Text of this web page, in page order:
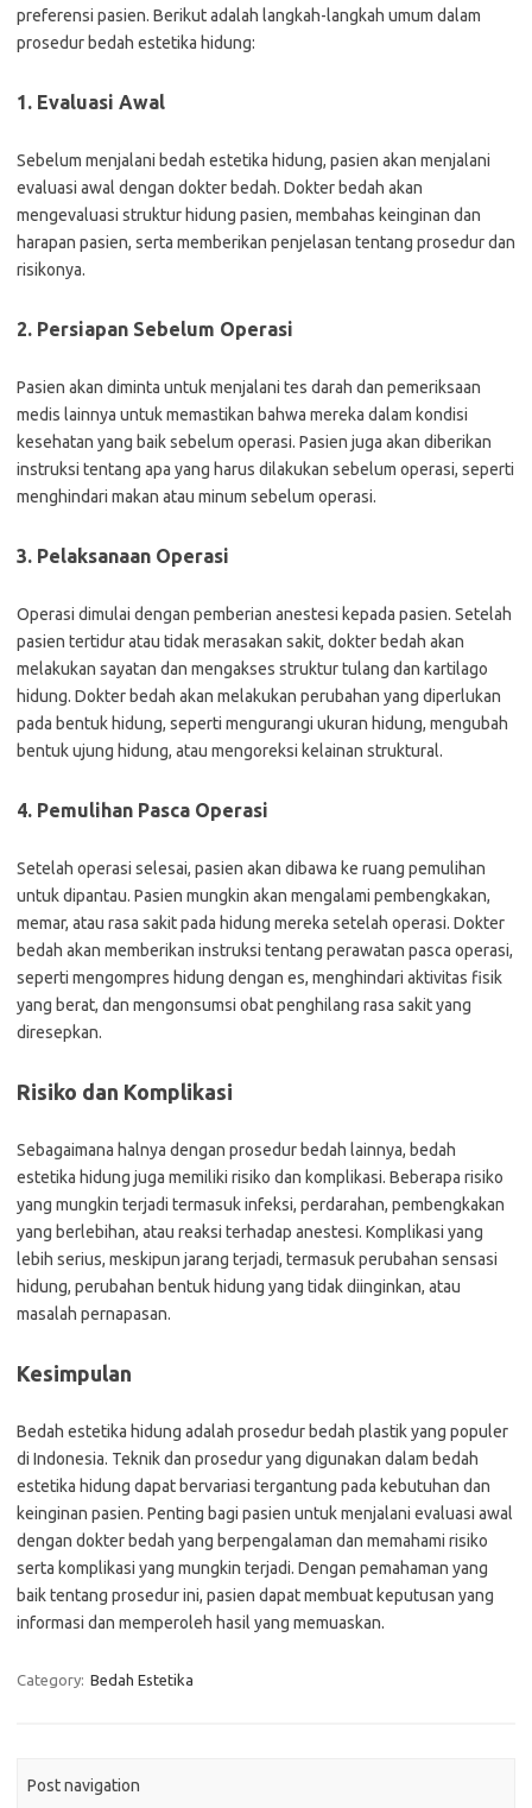
preferensi pasien. Berikut adalah langkah-langkah umum dalam
prosedur bedah estetika hidung:
1. Evaluasi Awal
Sebelum menjalani bedah estetika hidung, pasien akan menjalani
evaluasi awal dengan dokter bedah. Dokter bedah akan
mengevaluasi struktur hidung pasien, membahas keinginan dan
harapan pasien, serta memberikan penjelasan tentang prosedur dan
risikonya.
2. Persiapan Sebelum Operasi
Pasien akan diminta untuk menjalani tes darah dan pemeriksaan
medis lainnya untuk memastikan bahwa mereka dalam kondisi
kesehatan yang baik sebelum operasi. Pasien juga akan diberikan
instruksi tentang apa yang harus dilakukan sebelum operasi, seperti
menghindari makan atau minum sebelum operasi.
3. Pelaksanaan Operasi
Operasi dimulai dengan pemberian anestesi kepada pasien. Setelah
pasien tertidur atau tidak merasakan sakit, dokter bedah akan
melakukan sayatan dan mengakses struktur tulang dan kartilago
hidung. Dokter bedah akan melakukan perubahan yang diperlukan
pada bentuk hidung, seperti mengurangi ukuran hidung, mengubah
bentuk ujung hidung, atau mengoreksi kelainan struktural.
4. Pemulihan Pasca Operasi
Setelah operasi selesai, pasien akan dibawa ke ruang pemulihan
untuk dipantau. Pasien mungkin akan mengalami pembengkakan,
memar, atau rasa sakit pada hidung mereka setelah operasi. Dokter
bedah akan memberikan instruksi tentang perawatan pasca operasi,
seperti mengompres hidung dengan es, menghindari aktivitas fisik
yang berat, dan mengonsumsi obat penghilang rasa sakit yang
diresepkan.
Risiko dan Komplikasi
Sebagaimana halnya dengan prosedur bedah lainnya, bedah
estetika hidung juga memiliki risiko dan komplikasi. Beberapa risiko
yang mungkin terjadi termasuk infeksi, perdarahan, pembengkakan
yang berlebihan, atau reaksi terhadap anestesi. Komplikasi yang
lebih serius, meskipun jarang terjadi, termasuk perubahan sensasi
hidung, perubahan bentuk hidung yang tidak diinginkan, atau
masalah pernapasan.
Kesimpulan
Bedah estetika hidung adalah prosedur bedah plastik yang populer
di Indonesia. Teknik dan prosedur yang digunakan dalam bedah
estetika hidung dapat bervariasi tergantung pada kebutuhan dan
keinginan pasien. Penting bagi pasien untuk menjalani evaluasi awal
dengan dokter bedah yang berpengalaman dan memahami risiko
serta komplikasi yang mungkin terjadi. Dengan pemahaman yang
baik tentang prosedur ini, pasien dapat membuat keputusan yang
informasi dan memperoleh hasil yang memuaskan.
Category: Bedah Estetika
Post navigation